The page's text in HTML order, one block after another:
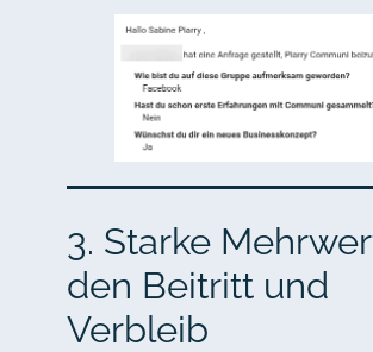
3. Starke
den Beitritt und
Verbleib